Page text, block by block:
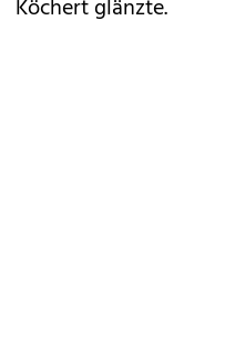
Köchert glänzte.